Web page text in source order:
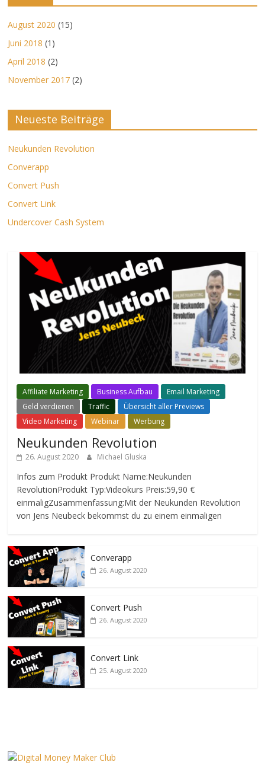
August 2020 (15)
Juni 2018 (1)
April 2018 (2)
November 2017 (2)
Neueste Beiträge
Neukunden Revolution
Converapp
Convert Push
Convert Link
Undercover Cash System
Affiliate Marketing Business Aufbau
Email Marketing
Geld verdienen
Traffic
Übersicht aller Previews
Video Marketing
Webinar Werbung
Neukunden Revolution
26. August 2020 Michael Gluska
Infos zum Produkt Produkt Name:Neukunden
RevolutionProdukt Typ:Videokurs Preis:59,90 €
einmaligZusammenfassung:Mit der Neukunden Revolution
von Jens Neubeck bekommst du zu einem einmaligen
Converapp
26. August 2020
Convert Push
26. August 2020
Convert Link
25. August 2020